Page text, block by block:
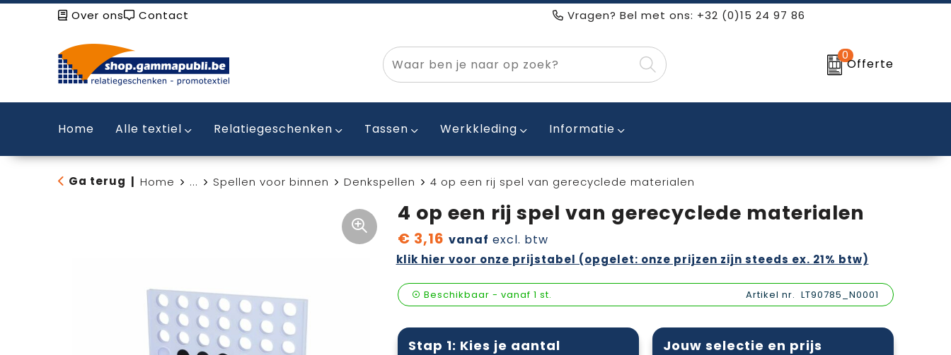
Over ons Contact Vragen? Bel met ons: +32 (0)15 24 97 86
0
Offerte
Home Alle textiel Relatiegeschenken Tassen Werkkleding Informatie
Ga terug Home ... Spellen voor binnen Denkspellen 4 op een rij spel van gerecyclede materialen
4 op een rij spel van gerecyclede materialen
€ 3,16 vanaf excl. btw
klik hier voor onze prijstabel (opgelet: onze prijzen zijn steeds ex. 21% btw)
Beschikbaar - vanaf 1 st. Artikel nr. LT90785_N0001
Stap 1: Kies je aantal Jouw selectie en prijs